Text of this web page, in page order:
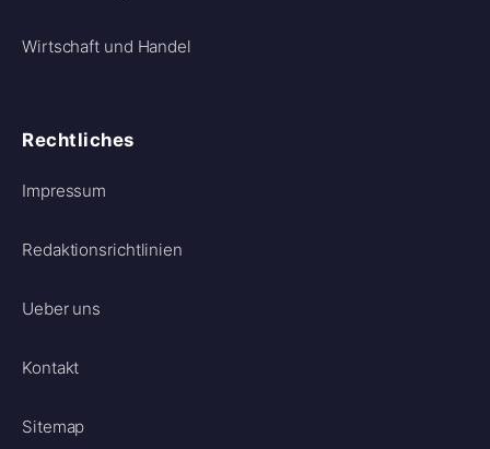
Wirtschaft und Handel
Rechtliches
Impressum
Redaktionsrichtlinien
Ueber uns
Kontakt
Sitemap